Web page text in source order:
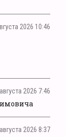
2026 10:46
2026 7:46
2026 8:37